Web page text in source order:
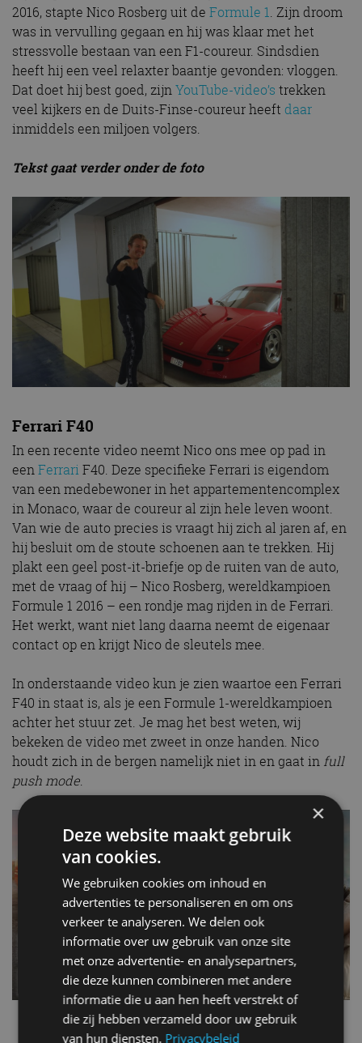
2016, stapte Nico Rosberg uit de Formule 1. Zijn droom
was in vervulling gegaan en hij was klaar met het
stressvolle bestaan van een F1-coureur. Sindsdien
heeft hij een veel relaxter baantje gevonden: vloggen.
Dat doet hij best goed, zijnYouTube-video’s trekken
veel kijkers en de Duits-Finse-coureur heeft daar
inmiddels een miljoen volgers.
Tekst gaat verder onder de foto
Ferrari F40
In een recente video neemt Nico ons mee op pad in
eenFerrari F40. Deze specifieke Ferrari is eigendom
van een medebewoner in het appartementencomplex
in Monaco, waar de coureur al zijn hele leven woont.
Van wie de auto precies is vraagt hij zich al jaren af, en
hij besluit om de stoute schoenen aan te trekken. Hij
plakt een geel post-it-briefje op de ruiten van de auto,
met de vraag of hij – Nico Rosberg, wereldkampioen
Formule 1 2016 – een rondje mag rijden in de Ferrari.
Het werkt, want niet lang daarna neemt de eigenaar
contact op en krijgt Nico de sleutels mee.
In onderstaande video kun je zien waartoe een Ferrari
F40 in staat is, als je een Formule 1-wereldkampioen
achter het stuur zet. Je mag het best weten, wij
bekeken de video met zweet in onze handen. Nico
houdt zich in de bergen namelijk niet in en gaat in full
push mode.
Ferrari Formule 1
×
Deze website maakt gebruik
van cookies.
We gebruiken cookies om inhoud en
advertenties te personaliseren en om ons
verkeer te analyseren. We delen ook
informatie over uw gebruik van onze site
met onze advertentie- en analysepartners,
die deze kunnen combineren met andere
informatie die u aan hen heeft verstrekt of
die zij hebben verzameld door uw gebruik
van hun diensten. Privacybeleid